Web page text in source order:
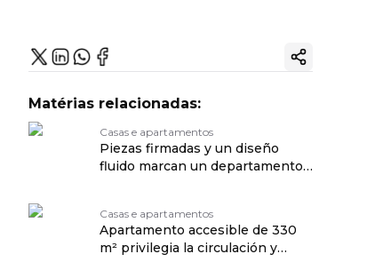
Copiar enlace
Matérias relacionadas:
Casas e apartamentos
Piezas firmadas y un diseño
fluido marcan un departamento
Casas e apartamentos
Apartamento accesible de 330
m² privilegia la circulación y